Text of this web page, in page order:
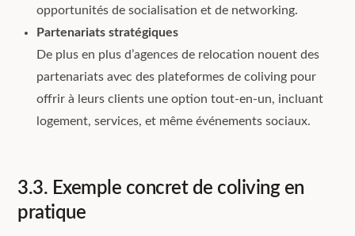
opportunités de socialisation et de networking.
Partenariats stratégiques
De plus en plus d’agences de relocation nouent des
partenariats avec des plateformes de coliving pour
offrir à leurs clients une option tout-en-un, incluant
logement, services, et même événements sociaux.
3.3. Exemple concret de coliving en
pratique